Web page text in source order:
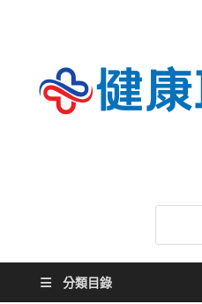
分類目錄